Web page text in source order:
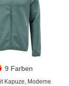
9 Farben
Kapuze, Moderne